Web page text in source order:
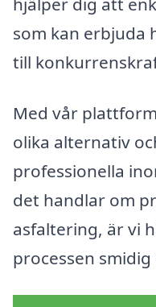
som kan erbjuda
till
Med vår
olika alternativ
professionella
det handlar om
asfaltering, är vi
processen